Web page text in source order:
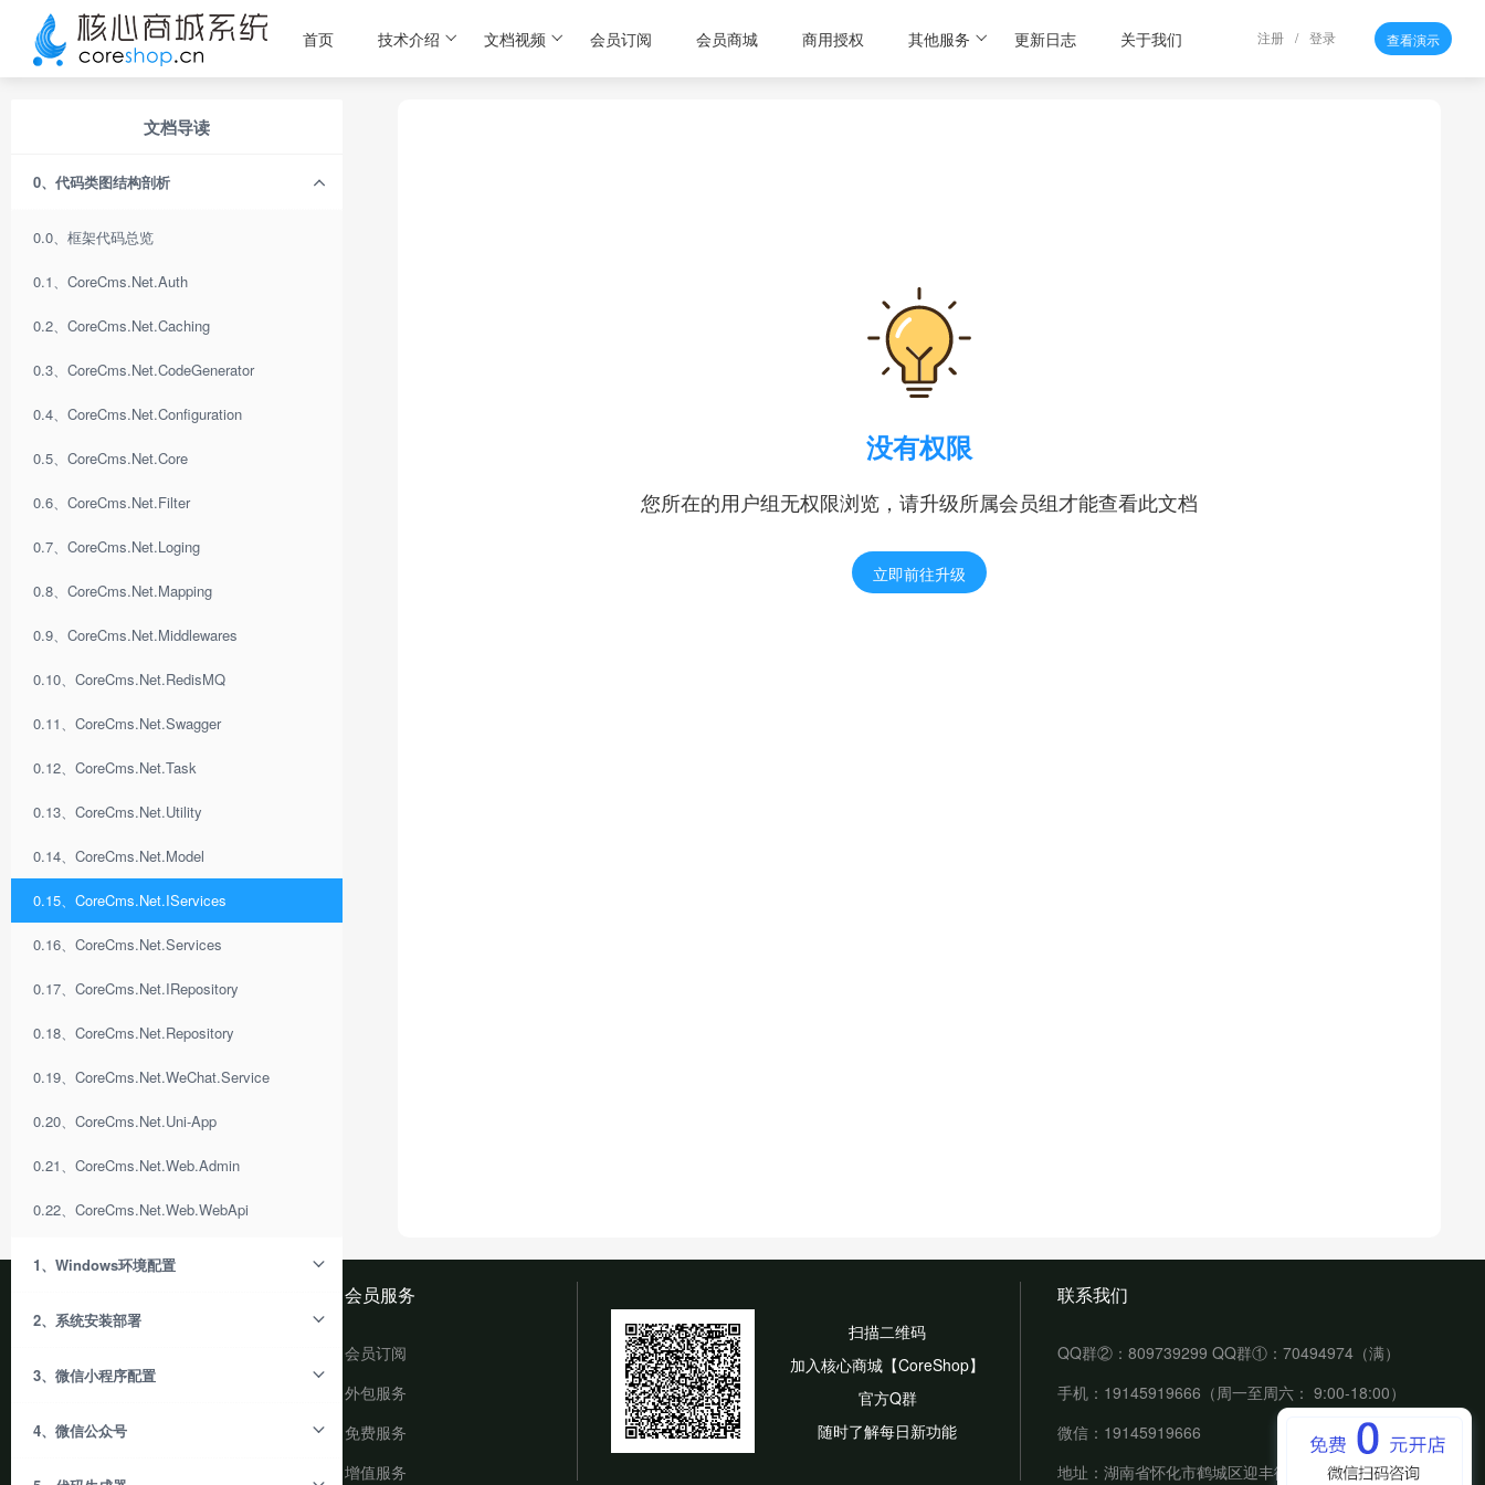
查看演示
登录
/
注册
首页 技术介绍 文档视频 会员订阅 会员商城 商用授权 其他服务 更新日志 关于我们
文档导读
0、代码类图结构剖析
0.0、框架代码总览
0.1、CoreCms.Net.Auth
0.2、CoreCms.Net.Caching
0.3、CoreCms.Net.CodeGenerator
0.4、CoreCms.Net.Configuration
0.5、CoreCms.Net.Core
0.6、CoreCms.Net.Filter
0.7、CoreCms.Net.Loging
0.8、CoreCms.Net.Mapping
0.9、CoreCms.Net.Middlewares
0.10、CoreCms.Net.RedisMQ
0.11、CoreCms.Net.Swagger
0.12、CoreCms.Net.Task
0.13、CoreCms.Net.Utility
0.14、CoreCms.Net.Model
0.15、CoreCms.Net.IServices
0.16、CoreCms.Net.Services
0.17、CoreCms.Net.IRepository
0.18、CoreCms.Net.Repository
0.19、CoreCms.Net.WeChat.Service
0.20、CoreCms.Net.Uni-App
0.21、CoreCms.Net.Web.Admin
0.22、CoreCms.Net.Web.WebApi
1、Windows环境配置
2、系统安装部署
3、微信小程序配置
4、微信公众号
没有权限
您所在的用户组无权限浏览，请升级所属会员组才能查看此文档
立即前往升级
延伸行业
会员服务
会员订阅
外包服务
免费服务
增值服务
扫描二维码
加入核心商城【CoreShop】
官方Q群
随时了解每日新功能
联系我们
QQ群②：809739299 QQ群①：70494974（满）
手机：19145919666（周一至周六： 9:00-18:00）
微信：19145919666
地址：湖南省怀化市鹤城区迎丰街道佳慧华盛堂